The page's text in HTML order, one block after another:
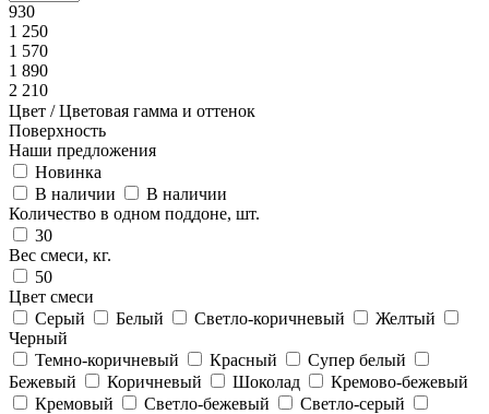
930
1 250
1 570
1 890
2 210
Цвет / Цветовая гамма и оттенок
Поверхность
Наши предложения
Новинка
В наличии
В наличии
Количество в одном поддоне, шт.
30
Вес смеси, кг.
50
Цвет смеси
Серый
Белый Светло-коричневый
Желтый
Черный
Темно-коричневый
Красный
Супер белый
Бежевый
Коричневый Шоколад
Кремово-бежевый
Кремовый
Светло-бежевый
Светло-серый